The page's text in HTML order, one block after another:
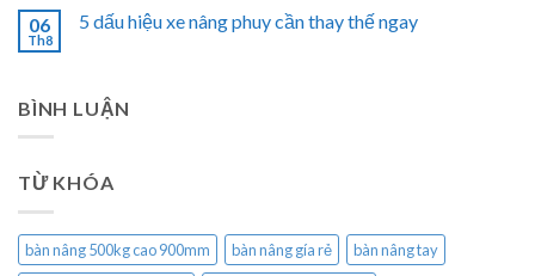
06
Th8
5 dấu hiệu xe nâng phuy cần thay thế ngay
BÌNH LUẬN
TỪ KHÓA
bàn nâng 500kg cao 900mm bàn nâng gía rẻ
bàn nâng tay